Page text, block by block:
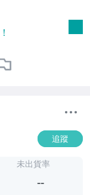
追蹤
未出貨率
--